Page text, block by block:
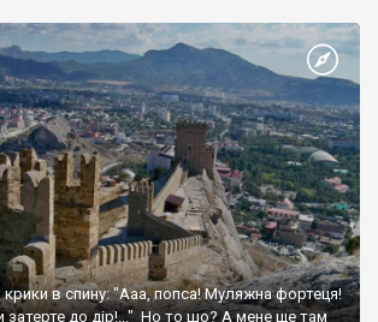
в спину: "Ааа, попса! Муляжна фортеця!
затерте до дір!..." Но то шо? А мене ще там